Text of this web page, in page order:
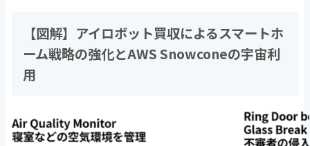
【図解】アイロボット買収によるスマートホ
ーム戦略の強化とAWS Snowconeの宇宙利
用